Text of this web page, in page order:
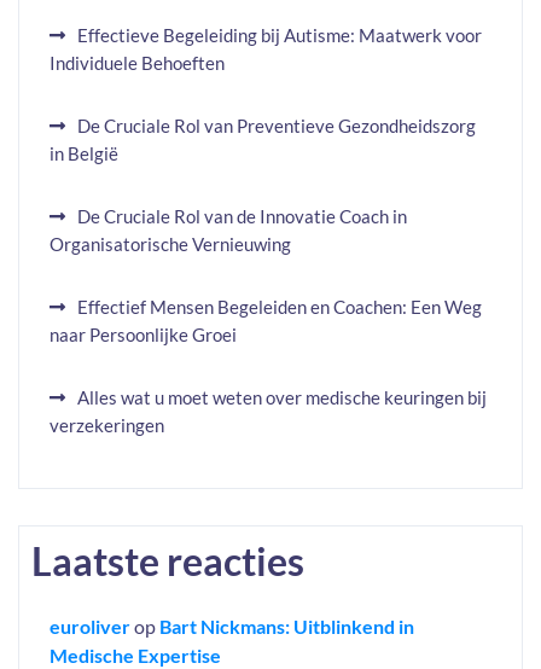
Effectieve Begeleiding bij Autisme: Maatwerk voor
Individuele Behoeften
De Cruciale Rol van Preventieve Gezondheidszorg
in België
De Cruciale Rol van de Innovatie Coach in
Organisatorische Vernieuwing
Effectief Mensen Begeleiden en Coachen: Een Weg
naar Persoonlijke Groei
Alles wat u moet weten over medische keuringen bij
verzekeringen
Laatste reacties
euroliverop Bart Nickmans: Uitblinkend in
Medische Expertise